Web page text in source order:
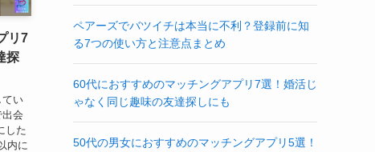
リ7
探
てい
会
した
内に
ペアーズでバツイチは本当に不利？登録前に知
る7つの使い方と注意点まとめ
60代におすすめのマッチングアプリ7選！婚活じ
ゃなく同じ趣味の友達探しにも
50代の男女におすすめのマッチングアプリ5選！